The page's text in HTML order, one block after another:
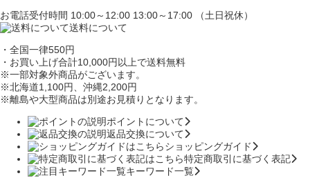
お電話受付時間 10:00～12:00 13:00～17:00 （土日祝休）
送料について
・全国一律550円
・お買い上げ合計10,000円 以上で送料無料
※一部対象外商品がございます。
※北海道1,100円
、沖縄2,200円
※離島や大型商品は別途お見積りとなります。
ポイントについて
返品交換について
ショッピングガイド
特定商取引に基づく表記
キーワード一覧